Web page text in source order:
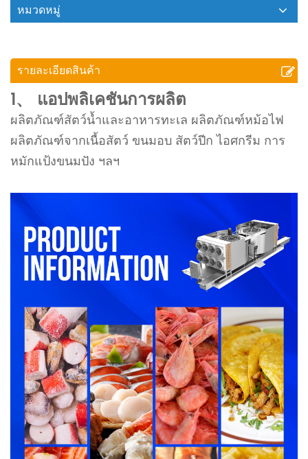
หมวดหมู่
รายละเอียดสินค้า
1、 แอปพลิเคชันการผลิต
ผลิตภัณฑ์สัตว์น้ำและอาหารทะเล ผลิตภัณฑ์หม้อไฟ
ผลิตภัณฑ์จากเนื้อสัตว์ ขนมอบ สัตว์ปีก ไอศกรีม การ
หมักแป้งขนมปัง ฯลฯ